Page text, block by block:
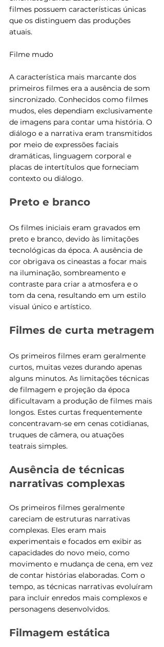
filmes possuem características únicas
que os distinguem das produções
atuais.
Filme mudo
A característica mais marcante dos
primeiros filmes era a ausência de som
sincronizado. Conhecidos como filmes
mudos, eles dependiam exclusivamente
de imagens para contar uma história. O
diálogo e a narrativa eram transmitidos
por meio de expressões faciais
dramáticas, linguagem corporal e
placas de intertítulos que forneciam
contexto ou diálogo.
Preto e branco
Os filmes iniciais eram gravados em
preto e branco, devido às limitações
tecnológicas da época. A ausência de
cor obrigava os cineastas a focar mais
na iluminação, sombreamento e
contraste para criar a atmosfera e o
tom da cena, resultando em um estilo
visual único e artístico.
Filmes de curta metragem
Os primeiros filmes eram geralmente
curtos, muitas vezes durando apenas
alguns minutos. As limitações técnicas
de filmagem e projeção da época
dificultavam a produção de filmes mais
longos. Estes curtas frequentemente
concentravam-se em cenas cotidianas,
truques de câmera, ou atuações
teatrais simples.
Ausência de técnicas
narrativas complexas
Os primeiros filmes geralmente
careciam de estruturas narrativas
complexas. Eles eram mais
experimentais e focados em exibir as
capacidades do novo meio, como
movimento e mudança de cena, em vez
de contar histórias elaboradas. Com o
tempo, as técnicas narrativas evoluíram
para incluir enredos mais complexos e
personagens desenvolvidos.
Filmagem estática